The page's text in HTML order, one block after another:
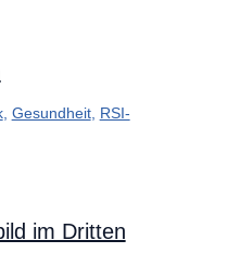
, Gesundheit, RSI-
im Dritten